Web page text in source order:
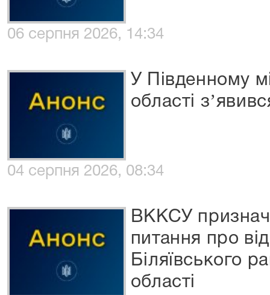
06 серпня 2026, 14:34
У Південному
області
04 серпня 2026, 08:34
ВККСУ
питання про
Біляївського
області